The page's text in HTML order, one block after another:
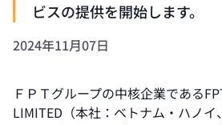
ビスの提供を開始します。
2024年11月07日
ＦＰＴグループの中核企業である
LIMITED（本社：ベトナム・ハノ